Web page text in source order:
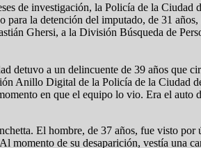
de investigación, la Policía de la Ciudad
la detención del imputado, de 31
Ghersi, a la División Búsqueda de
detuvo a un delincuente de 39 años que
Anillo Digital de la Policía de la Ciudad
en que el equipo lo vio. Era el auto
El hombre, de 37 años, fue visto
de su desaparición, vestía una